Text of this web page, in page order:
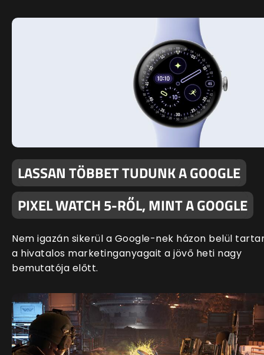
LASSAN TÖBBET TUDUNK A GOOGLE
PIXEL WATCH 5-RŐL, MINT A GOOGLE
Nem igazán sikerül a Google-nek házon belül
a hivatalos marketinganyagait a jövő heti nagy
bemutatója előtt.